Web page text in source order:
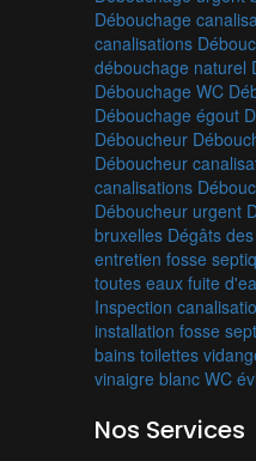
Débouchage
canalisations
débouchage naturel
Débouchage WC
Débouchage égout
Déboucheur
Déboucheur
canalisations
Déboucheur urgent
bruxelles Dégâts
entretien fosse
toutes eaux fuite
Inspection
installation fosse
bains toilettes
vinaigre blanc WC
Nos Services